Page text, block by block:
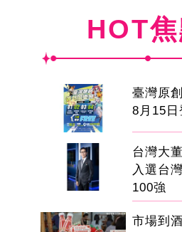
HOT
臺灣原
8月15
台灣大
入選台
100強
市場到